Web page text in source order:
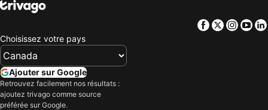
Facebook
Twitter
Choisissez votre pays
Ajouter sur Google
Retrouvez facilement nos résultats :
ajoutez trivago comme source
préférée sur Google.